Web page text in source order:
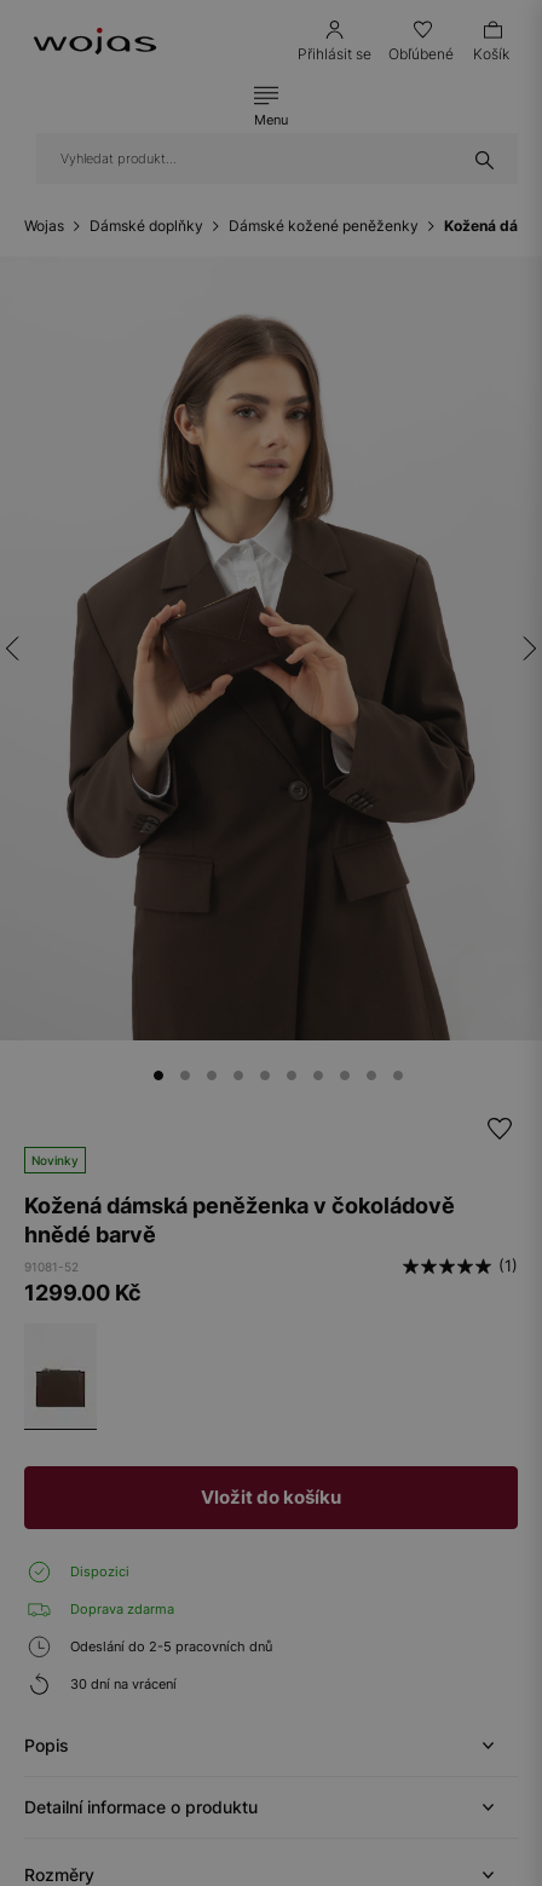
Přihlásit se Obľúbené Košík
Menu
Wojas Dámské doplňky Dámské kožené peněženky Kožená
Novinky
Kožená dámská peněženka v čokoládově
hnědé barvě
91081-52 (1)
1299.00 Kč
Vložit do košíku
Dispozici
Doprava zdarma
Odeslání do 2-5 pracovních dnů
30 dní na vrácení
Popis
Detailní informace o produktu
Rozměry